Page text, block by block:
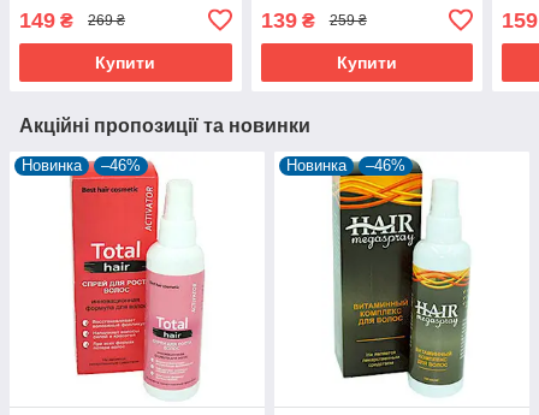
149 ₴ 269 ₴
Купити
кофеїну
139₴ 259 ₴
Купити
159
Акційні пропозиції та новинки
Новинка –46% Новинка –46%